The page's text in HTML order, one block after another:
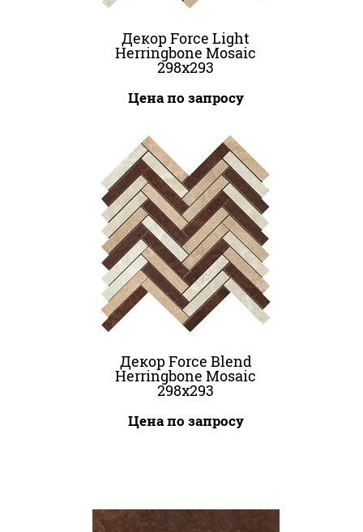
Декор Force Light
Herringbone Mosaic
298x293
Цена по запросу
Декор Force Blend
Herringbone Mosaic
298x293
Цена по запросу